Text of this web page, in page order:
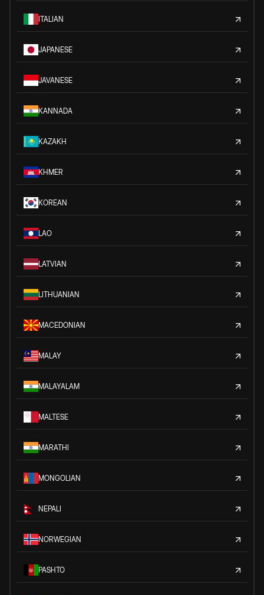
ITALIAN
JAPANESE
JAVANESE
KANNADA
KAZAKH
KHMER
KOREAN
LAO
LATVIAN
LITHUANIAN
MACEDONIAN
MALAY
MALAYALAM
MALTESE
MARATHI
MONGOLIAN
NEPALI
NORWEGIAN
PASHTO